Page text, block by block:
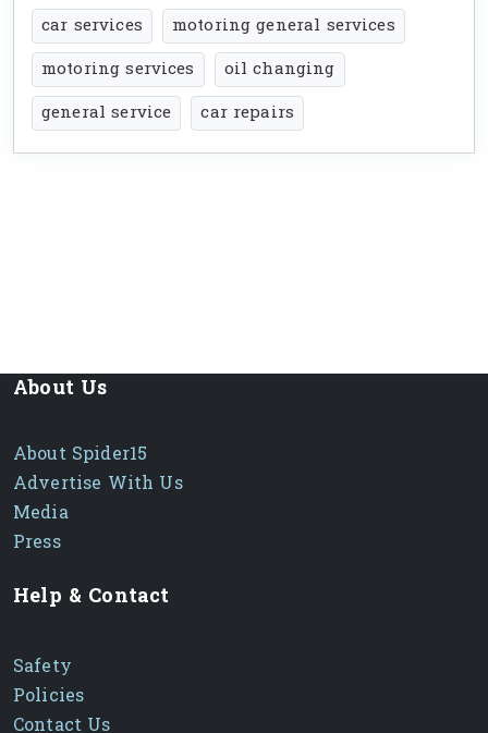
car services
motoring general services
motoring services
oil changing
general service
car repairs
About Us
About Spider15
Advertise With Us
Media
Press
Help & Contact
Safety
Policies
Contact Us